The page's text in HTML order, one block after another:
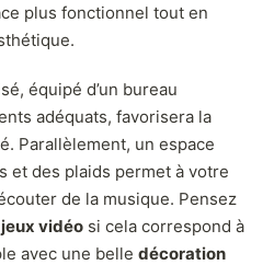
plus fonctionnel tout en
équipé d’un bureau
adéquats, favorisera la
Parallèlement, un espace
et des plaids permet à votre
de la musique. Pensez
jeux vidéo si cela correspond à
avec une belle décoration